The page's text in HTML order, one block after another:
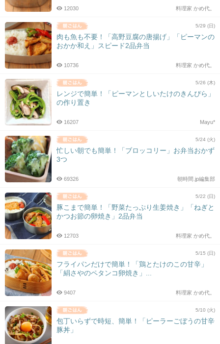
料理家 かめ代。
12030
5/29 (日)
肉も魚も不要！「高野豆腐の唐揚げ」「ピーマンの
おかか和え」スピード2品弁当
料理家 かめ代。
10736
5/26 (木)
レンジで簡単！「ピーマンとしいたけのきんぴら」
の作り置き
Mayu*
16207
5/24 (火)
忙しい朝でも簡単！「ブロッコリー」お弁当おかず
3つ
朝時間.jp編集部
69326
5/22 (日)
豚こまで簡単！「野菜たっぷり生姜焼き」「ねぎと
かつお節の卵焼き」2品弁当
料理家 かめ代。
12703
5/15 (日)
フライパンだけで簡単！「鶏とたけのこの甘辛」
「絹さやのペタンコ卵焼き」...
料理家 かめ代。
9407
5/10 (火)
包丁いらずで時短、簡単！「ピーラーごぼうの甘辛
豚丼」